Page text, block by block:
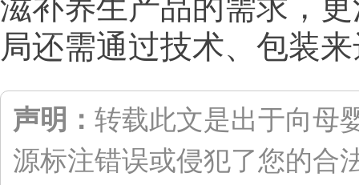
滋补养生产品的需求，
局还需通过技术、包装
声明： 转载此文是出于向母
源标注错误或侵犯了您的合